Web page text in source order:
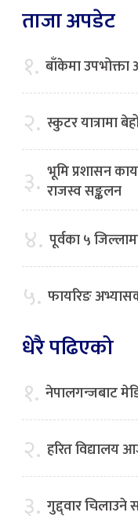
ताजा अपडेट
१. बाँकेमा उपभोक्ता
२. स्कुटर यात्रामा
३. भूमि प्रशासन
राजस्व सङ्कलन
४. पूर्वका ५
५. फायरिङ
धेरै पढिएको
१. नेपालगन्जबाट
२. हरित
३. गुद्द्वार